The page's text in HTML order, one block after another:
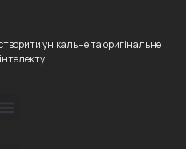
унікальне та оригінальне